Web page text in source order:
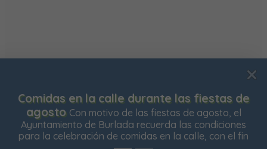
de
fin
Bonificación de la Contribución
está abierto el plazo para solicitar la
Impuesto de Contribución Territorial para el
ejercicio. Las personas propietarias de su
Usamos cookies para mejorar su experiencia de
navegación en nuestra web, para mostrarle contenidos
personalizados y analizar el tráfico de nuestra web.
Aceptar todas
Configurar